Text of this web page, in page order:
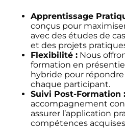
Apprentissage
conçus pour
avec des études de
et des projets
Flexibilité : Nous
formation en
hybride pour
chaque participant.
Suivi Post-Formation :
accompagnement
assurer l’application
compétences